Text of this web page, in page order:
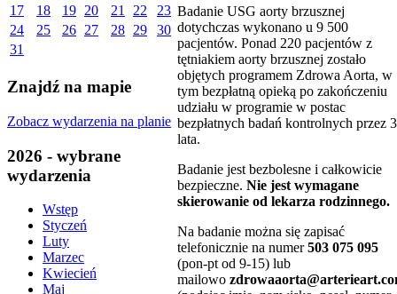
17
18 19 20 21 22
23
24
25 26 27 28 29
30
31
Znajdź na mapie
Zobacz wydarzenia na planie
2026 - wybrane
wydarzenia
Wstęp
Styczeń
Luty
Marzec
Kwiecień
Maj
Badanie USG aorty brzusznej
dotychczas wykonano u 9 500
pacjentów. Ponad 220 pacjentów z
tętniakiem aorty brzusznej zostało
objętych programem Zdrowa Aorta, w
tym bezpłatną opieką po zakończeniu
udziału w programie w postac
bezpłatnych badań kontrolnych przez 3
lata.
Badanie jest bezbolesne i całkowicie
bezpieczne. Nie jest wymagane
skierowanie od lekarza rodzinnego.
Na badanie można się zapisać
telefonicznie na numer503 075 095
(pon-pt od 9-15) lub
mailowo